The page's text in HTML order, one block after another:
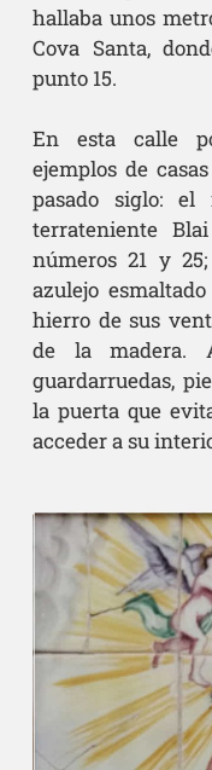
hallaba unos
Cova Santa,
punto 15.
En esta calle
ejemplos de
pasado siglo: el
terrateniente
números 21 y
azulejo
hierro de sus
de la madera.
guardarruedas,
la puerta que
acceder a su